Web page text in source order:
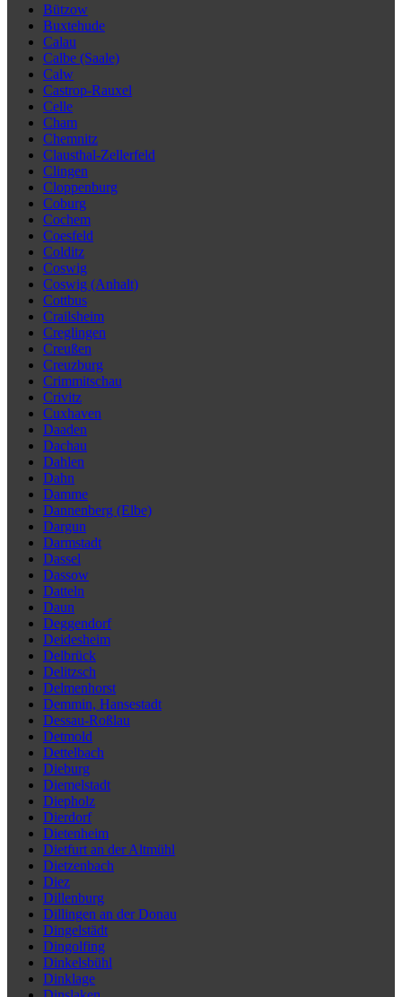
Bützow
Buxtehude
Calau
Calbe (Saale)
Calw
Castrop-Rauxel
Celle
Cham
Chemnitz
Clausthal-Zellerfeld
Clingen
Cloppenburg
Coburg
Cochem
Coesfeld
Colditz
Coswig
Coswig (Anhalt)
Cottbus
Crailsheim
Creglingen
Creußen
Creuzburg
Crimmitschau
Crivitz
Cuxhaven
Daaden
Dachau
Dahlen
Dahn
Damme
Dannenberg (Elbe)
Dargun
Darmstadt
Dassel
Dassow
Datteln
Daun
Deggendorf
Deidesheim
Delbrück
Delitzsch
Delmenhorst
Demmin, Hansestadt
Dessau-Roßlau
Detmold
Dettelbach
Dieburg
Diemelstadt
Diepholz
Dierdorf
Dietenheim
Dietfurt an der Altmühl
Dietzenbach
Diez
Dillenburg
Dillingen an der Donau
Dingelstädt
Dingolfing
Dinkelsbühl
Dinklage